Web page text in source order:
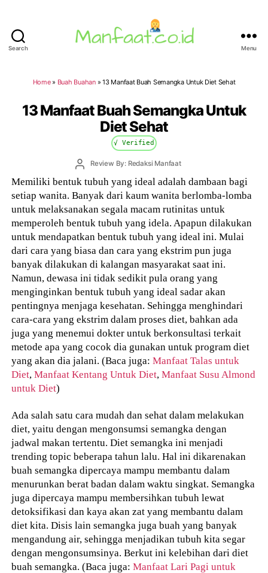
Search Menu
Home» Buah Buahan»13 Manfaat Buah Semangka Untuk Diet Sehat
13 Manfaat Buah Semangka Untuk
Diet Sehat
√ Verified
PostReview By: Redaksi Manfaat
Memiliki bentuk tubuh yang ideal adalah dambaan bagi
setiap wanita. Banyak dari kaum wanita berlomba-lomba
untuk melaksanakan segala macam rutinitas untuk
memperoleh bentuk tubuh yang idela. Apapun dilakukan
untuk mendapatkan bentuk tubuh yang ideal ini. Mulai
dari cara yang biasa dan cara yang ekstrim pun juga
banyak dilakukan di kalangan masyarakat saat ini.
Namun, dewasa ini tidak sedikit pula orang yang
menginginkan bentuk tubuh yang ideal sadar akan
pentingnya menjaga kesehatan. Sehingga menghindari
cara-cara yang ekstrim dalam proses diet, bahkan ada
juga yang menemui dokter untuk berkonsultasi terkait
metode apa yang cocok dia gunakan untuk program diet
yang akan dia jalani. (Baca juga:Manfaat Talas untuk
Diet,Manfaat Kentang Untuk Diet,Manfaat Susu Almond
untuk Diet)
Ada salah satu cara mudah dan sehat dalam melakukan
diet, yaitu dengan mengonsumsi semangka dengan
jadwal makan tertentu. Diet semangka ini menjadi
trending topic beberapa tahun lalu. Hal ini dikarenakan
buah semangka dipercaya mampu membantu dalam
menurunkan berat badan dalam waktu singkat. Semangka
juga dipercaya mampu membersihkan tubuh lewat
detoksifikasi dan kaya akan zat yang membantu dalam
diet kita. Disis lain semangka juga buah yang banyak
mengandung air, sehingga menjadikan tubuh kita segar
dengan mengonsumsinya. Berkut ini kelebihan dari diet
buah semangka. (Baca juga:Manfaat Lari Pagi untuk